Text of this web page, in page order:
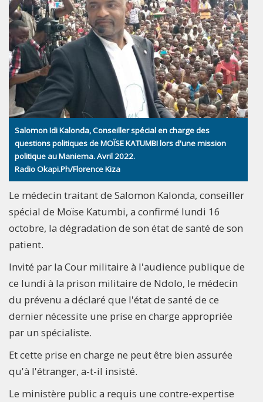
Salomon Idi Kalonda, Conseiller spécial en charge des
questions politiques de MOÏSE KATUMBI lors d'une mission
politique au Maniema. Avril 2022.
Radio Okapi.Ph/Florence Kiza
Le médecin traitant de Salomon Kalonda, conseiller
spécial de Moïse Katumbi, a confirmé lundi 16
octobre, la dégradation de son état de santé de son
patient.
Invité par la Cour militaire à l'audience publique de
ce lundi à la prison militaire de Ndolo, le médecin
du prévenu a déclaré que l'état de santé de ce
dernier nécessite une prise en charge appropriée
par un spécialiste.
Et cette prise en charge ne peut être bien assurée
qu'à l'étranger, a-t-il insisté.
Le ministère public a requis une contre-expertise